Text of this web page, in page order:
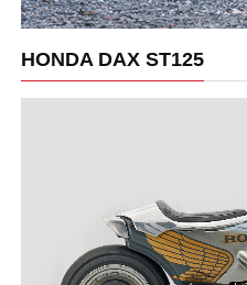
HONDA DAX ST125